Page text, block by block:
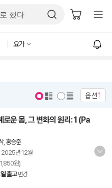
요가
옵션1
로운 몸, 그 변화의 원리: 1 (Pa
, 홍승준
2025년 12월
원)
출고 변경